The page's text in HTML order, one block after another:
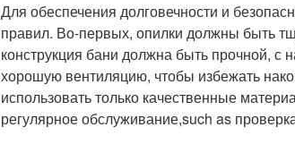
Для обеспечения долговечности и
правил. Во-первых, опилки должны быть
конструкция бани должна быть прочной,
хорошую вентиляцию, чтобы избежать
использовать только качественные
регулярное обслуживание,such as